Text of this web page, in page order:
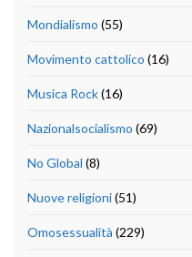
Mondialismo (55)
Movimento cattolico (16)
Musica Rock(16)
Nazionalsocialismo (69)
No Global (8)
Nuove religioni(51)
Omosessualità (229)